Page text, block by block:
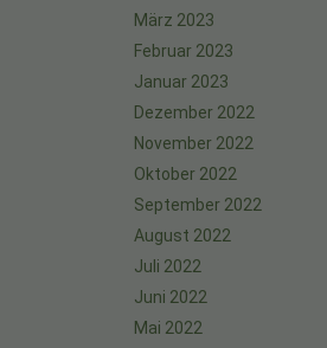
März 2023
Februar 2023
Januar 2023
Dezember 2022
November 2022
Oktober 2022
September 2022
August 2022
Juli 2022
Juni 2022
Mai 2022